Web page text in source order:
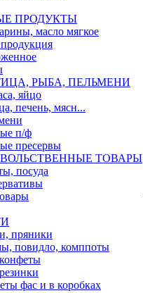
ПРОДУКТЫ
масло мягкое
РЫБА, ПЕЛЬМЕНИ
яйцо
печень, мясн...
п/ф
пресервы
ТОВАРЫ
посуда
пряники
повидло, комппоты
фас и в коробках